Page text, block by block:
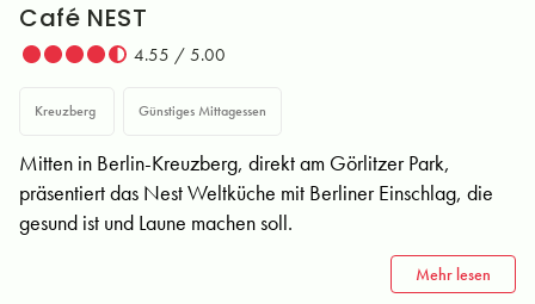
Café NEST
4.55 / 5.00
Kreuzberg Günstiges Mittagessen
Mitten in Berlin-Kreuzberg, direkt am Görlitzer Park,
präsentiert das Nest Weltküche mit Berliner Einschlag, die
gesund ist und Laune machen soll.
Mehr lesen